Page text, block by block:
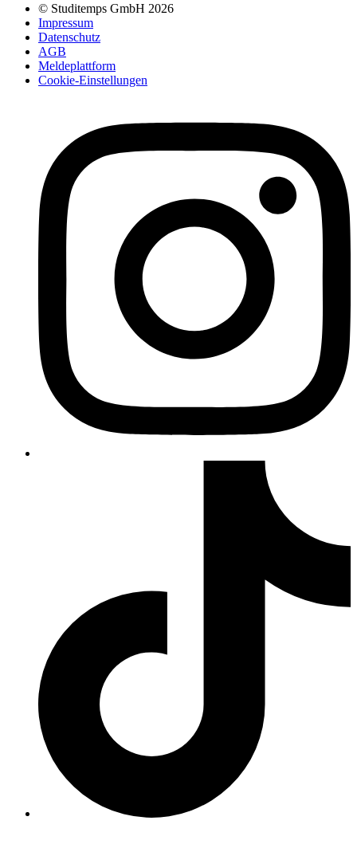
© Studitemps GmbH 2026
Impressum
Datenschutz
AGB
Meldeplattform
Cookie-Einstellungen